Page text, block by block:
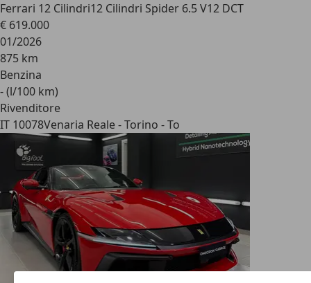
Ferrari 12 Cilindri12 Cilindri Spider 6.5 V12 DCT
€ 619.000
01/2026
875 km
Benzina
- (l/100 km)
Rivenditore
IT 10078Venaria Reale - Torino - To